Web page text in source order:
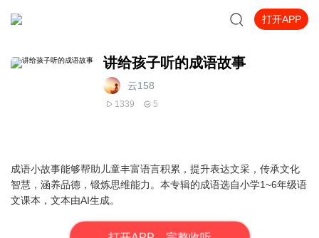
打开APP
讲给孩子听的成语故事
云158
1339 5
成语小故事能够帮助儿童丰富语言积累，提升表达文采，传承文化
智慧，涵养品德，锻炼思维能力。本专辑的成语选自小学1~6年级语
文课本，文本由AI生成。